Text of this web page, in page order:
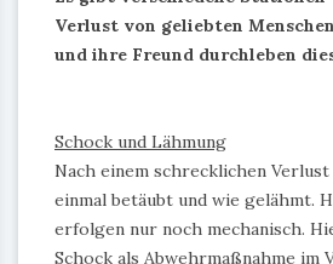
Verlust von geliebten
und ihre Freund durchleben
Schock und Lähmung
Nach einem schrecklichen
einmal betäubt und wie gelähmt.
erfolgen nur noch mechanisch.
Schock als Abwehrmaßnahme im